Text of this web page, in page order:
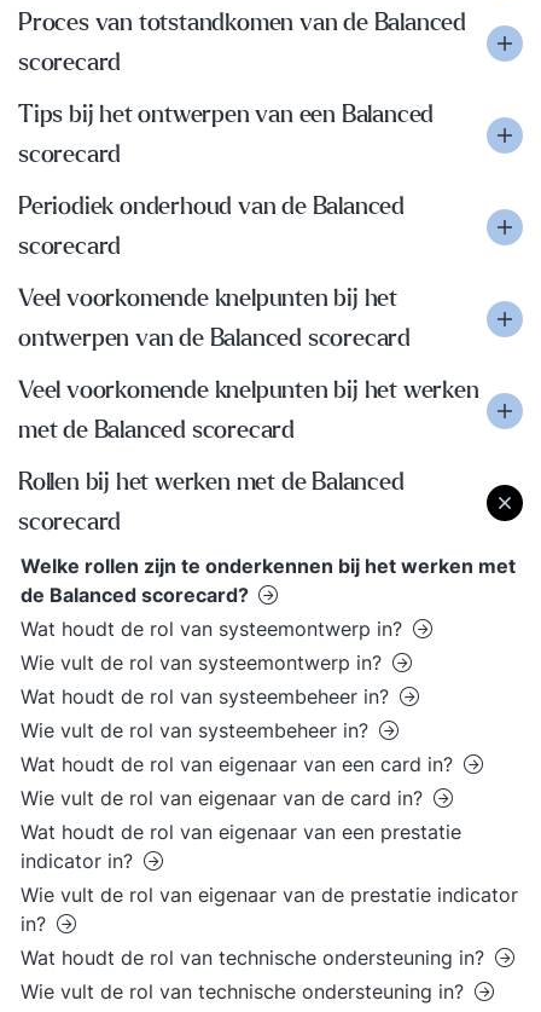
Proces van totstandkomen van de Balanced
scorecard
Tips bij het ontwerpen van een Balanced
scorecard
Periodiek onderhoud van de Balanced
scorecard
Veel voorkomende knelpunten bij het
ontwerpen van de Balanced scorecard
Veel voorkomende knelpunten bij het werken
met de Balanced scorecard
Rollen bij het werken met de Balanced
scorecard
Welke rollen zijn te onderkennen bij het werken met
de Balanced scorecard?
Wat houdt de rol van systeemontwerp in?
Wie vult de rol van systeemontwerp in?
Wat houdt de rol van systeembeheer in?
Wie vult de rol van systeembeheer in?
Wat houdt de rol van eigenaar van een card in?
Wie vult de rol van eigenaar van de card in?
Wat houdt de rol van eigenaar van een prestatie
indicator in?
Wie vult de rol van eigenaar van de prestatie indicator
in?
Wat houdt de rol van technische ondersteuning in?
Wie vult de rol van technische ondersteuning in?